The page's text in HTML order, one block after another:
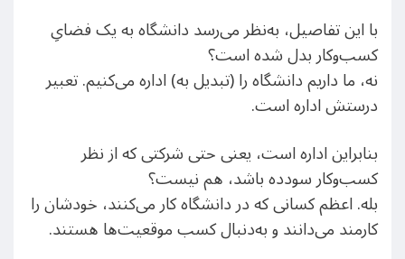
با این تفاصیل، به‌نظر می‌رسد دانشگاه به یک فضایِ
کسب‌وکار بدل شده است؟
نه، ما داریم دانشگاه را (تبدیل به) اداره می‌کنیم. تعبیر
درستش اداره است.
بنابراین اداره است، یعنی حتی شرکتی که از نظر
کسب‌و‌کار سودده باشد، هم نیست؟
بله. اعظم کسانی که در دانشگاه کار می‌کنند، خودشان را
کارمند می‌دانند و به‌دنبال کسب موقعیت‌ها هستند.